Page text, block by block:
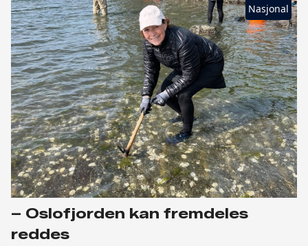
Nasjonal
– Oslofjorden kan fremdeles
reddes